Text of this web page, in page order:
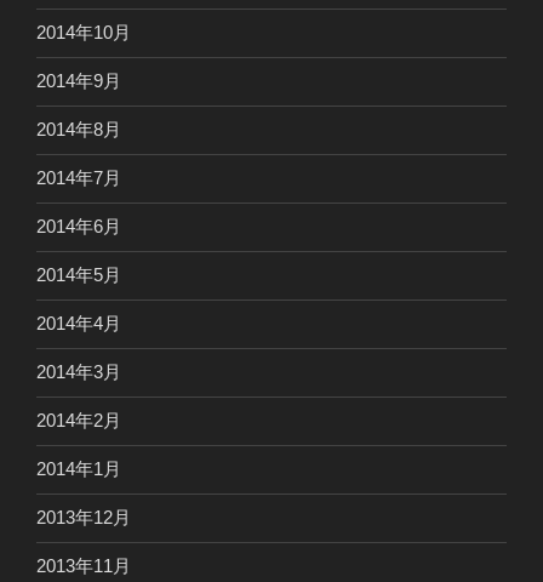
2014年10月
2014年9月
2014年8月
2014年7月
2014年6月
2014年5月
2014年4月
2014年3月
2014年2月
2014年1月
2013年12月
2013年11月